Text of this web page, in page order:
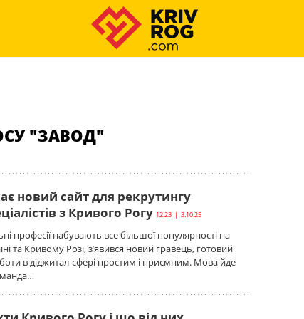
"ЗАВОД"
новий сайт для рекрутингу
з Кривого Рогу 12:23 | 3.10.25
професії набувають все більшої популярності на
та Кривому Розі, з’явився новий гравець, готовий
в діджитал-сфері простим і приємним. Мова йде